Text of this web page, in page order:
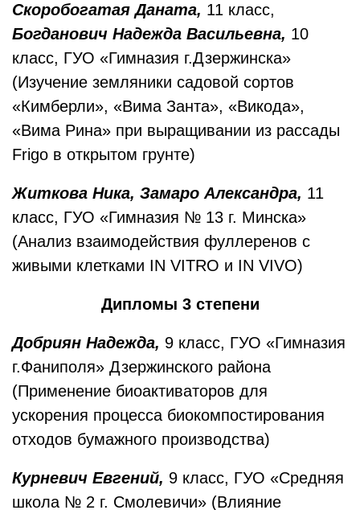
Скоробогатая Даната, 11 класс,
Богданович Надежда Васильевна, 10
класс, ГУО «Гимназия г.Дзержинска»
(Изучение земляники садовой сортов
«Кимберли», «Вима Занта», «Викода»,
«Вима Рина» при выращивании из рассады
Frigo в открытом грунте)
Житкова Ника, Замаро Александра, 11
класс, ГУО «Гимназия № 13 г. Минска»
(Анализ взаимодействия фуллеренов с
живыми клетками IN VITRO и IN VIVO)
Дипломы 3 степени
Добриян Надежда, 9 класс, ГУО «Гимназия
г.Фаниполя» Дзержинского района
(Применение биоактиваторов для
ускорения процесса биокомпостирования
отходов бумажного производства)
Курневич Евгений, 9 класс, ГУО «Средняя
школа № 2 г. Смолевичи» (Влияние